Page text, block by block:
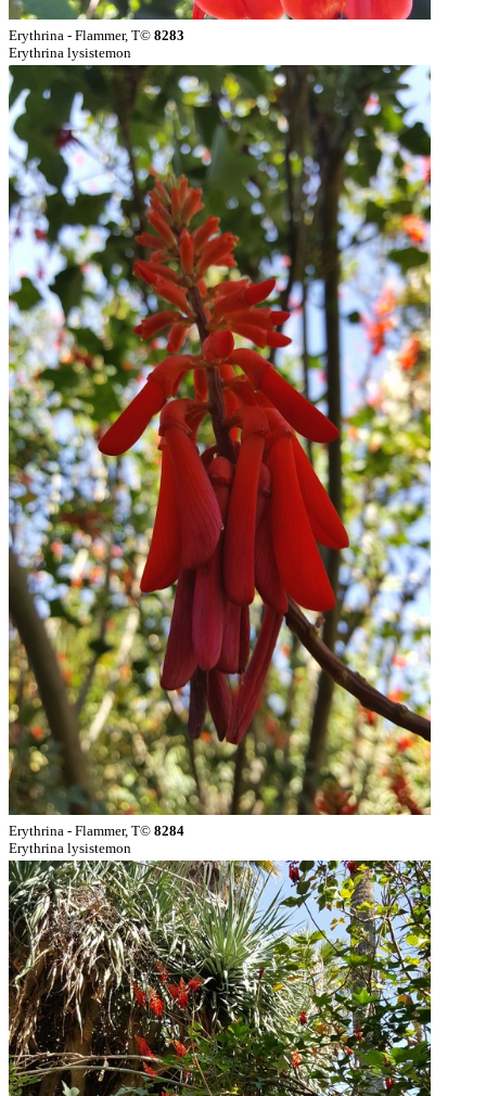
Erythrina - Flammer, T© 8283
Erythrina lysistemon
Erythrina - Flammer, T© 8284
Erythrina lysistemon